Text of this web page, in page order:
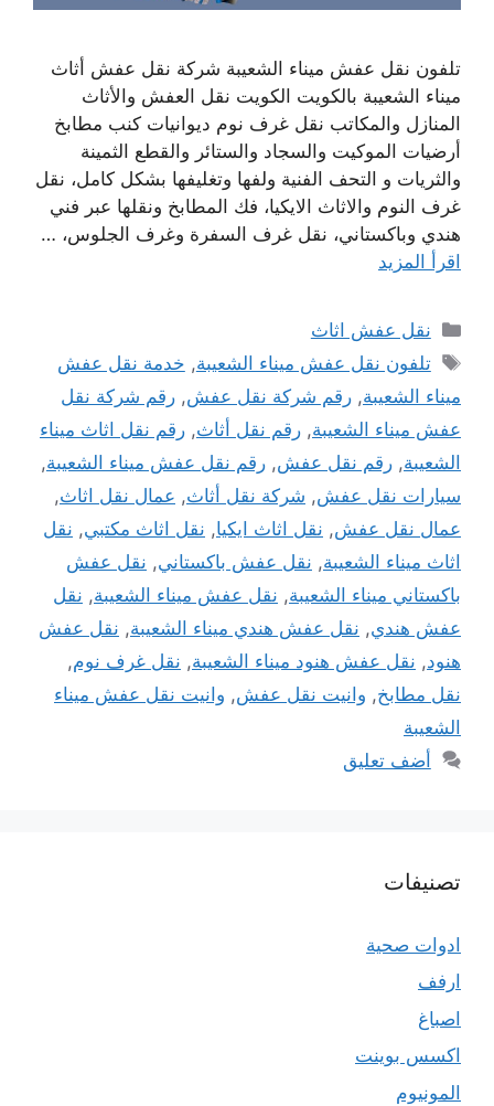
تلفون نقل عفش ميناء الشعيبة شركة نقل عفش أثاث
ميناء الشعيبة بالكويت الكويت نقل العفش والأثاث
المنازل والمكاتب نقل غرف نوم ديوانيات كنب مطابخ
أرضيات الموكيت والسجاد والستائر والقطع الثمينة
والثريات و التحف الفنية ولفها وتغليفها بشكل كامل، نقل
غرف النوم والاثاث الايكيا، فك المطابخ ونقلها عبر فني
هندي وباكستاني، نقل غرف السفرة وغرف الجلوس، …
اقرأ المزيد
التصنيفات
نقل عفش اثاث
الوسوم
تلفون نقل عفش ميناء الشعيبة, خدمة نقل عفش
ميناء الشعيبة, رقم شركة نقل عفش, رقم شركة نقل
عفش ميناء الشعيبة, رقم نقل أثاث, رقم نقل اثاث ميناء
الشعيبة, رقم نقل عفش, رقم نقل عفش ميناء الشعيبة,
سيارات نقل عفش, شركة نقل أثاث, عمال نقل اثاث,
عمال نقل عفش, نقل اثاث ايكيا, نقل اثاث مكتبي, نقل
اثاث ميناء الشعيبة, نقل عفش باكستاني, نقل عفش
باكستاني ميناء الشعيبة, نقل عفش ميناء الشعيبة, نقل
عفش هندي, نقل عفش هندي ميناء الشعيبة, نقل عفش
هنود, نقل عفش هنود ميناء الشعيبة, نقل غرف نوم,
نقل مطابخ, وانيت نقل عفش, وانيت نقل عفش ميناء
الشعيبة
أضف تعليق
تصنيفات
ادوات صحية
ارفف
اصباغ
اكسس بوينت
المونيوم